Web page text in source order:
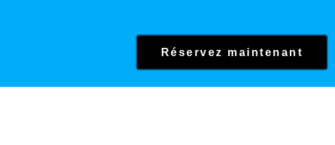
Réservez maintenant